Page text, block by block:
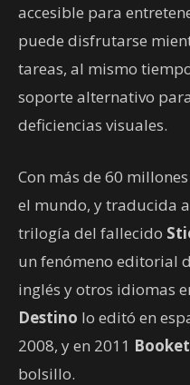
accesible para
puede disfrutarse
tareas, al mismo
soporte alternativo
deficiencias visuales.
Con más de 60
el mundo, y traducida
trilogía del fallecido
un fenómeno editorial
inglés y otros idiomas
Destino lo editó en
2008, y en 2011 Booket
bolsillo.